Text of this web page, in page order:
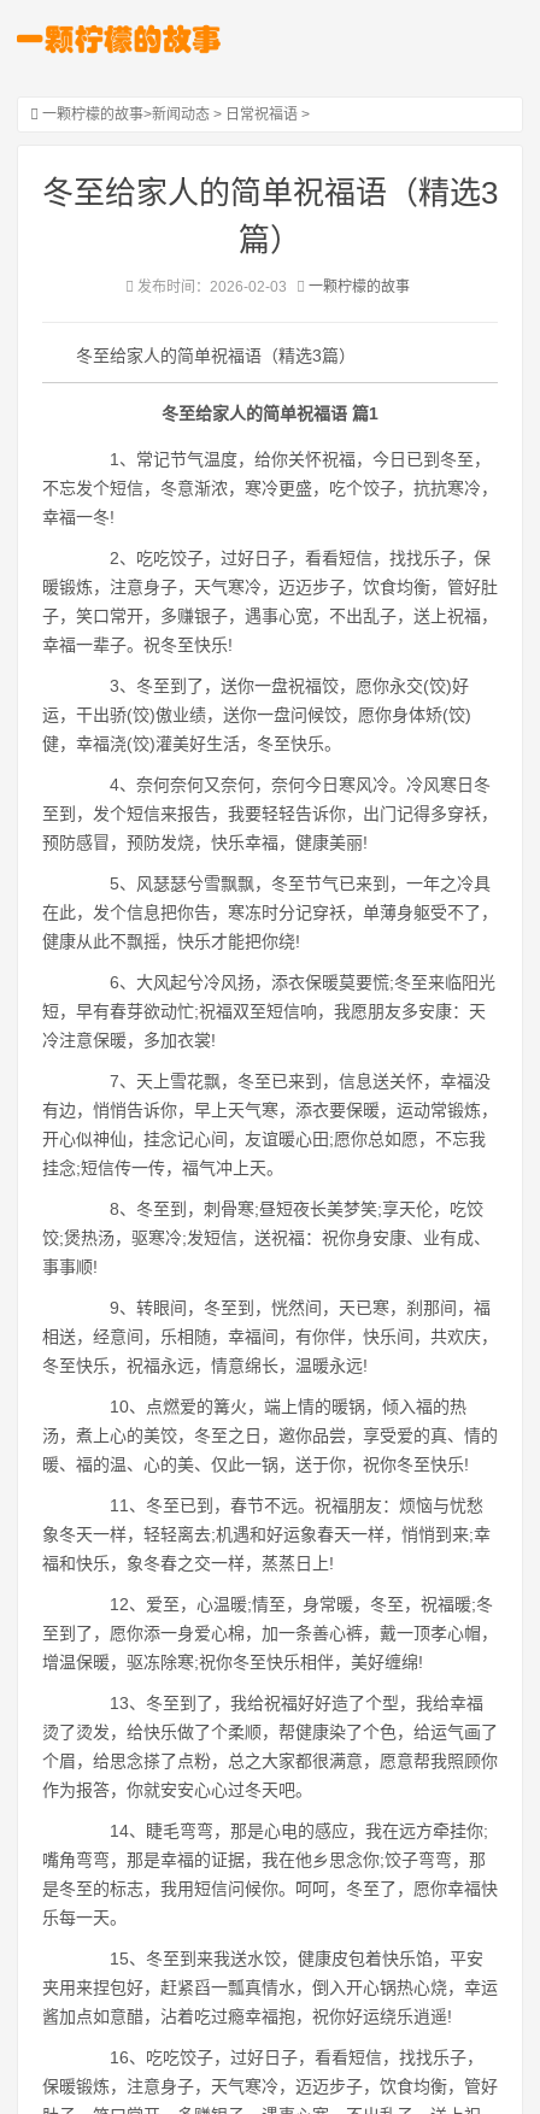
一颗柠檬的故事>新闻动态 > 日常祝福语 >
冬至给家人的简单祝福语（精选3
篇）
发布时间：2026-02-03 一颗柠檬的故事
冬至给家人的简单祝福语（精选3篇）
冬至给家人的简单祝福语 篇1
1、常记节气温度，给你关怀祝福，今日已到冬至，
不忘发个短信，冬意渐浓，寒冷更盛，吃个饺子，抗抗寒冷，
幸福一冬!
2、吃吃饺子，过好日子，看看短信，找找乐子，保
暖锻炼，注意身子，天气寒冷，迈迈步子，饮食均衡，管好肚
子，笑口常开，多赚银子，遇事心宽，不出乱子，送上祝福，
幸福一辈子。祝冬至快乐!
3、冬至到了，送你一盘祝福饺，愿你永交(饺)好
运，干出骄(饺)傲业绩，送你一盘问候饺，愿你身体矫(饺)
健，幸福浇(饺)灌美好生活，冬至快乐。
4、奈何奈何又奈何，奈何今日寒风冷。冷风寒日冬
至到，发个短信来报告，我要轻轻告诉你，出门记得多穿袄，
预防感冒，预防发烧，快乐幸福，健康美丽!
5、风瑟瑟兮雪飘飘，冬至节气已来到，一年之冷具
在此，发个信息把你告，寒冻时分记穿袄，单薄身躯受不了，
健康从此不飘摇，快乐才能把你绕!
6、大风起兮冷风扬，添衣保暖莫要慌;冬至来临阳光
短，早有春芽欲动忙;祝福双至短信响，我愿朋友多安康：天
冷注意保暖，多加衣裳!
7、天上雪花飘，冬至已来到，信息送关怀，幸福没
有边，悄悄告诉你，早上天气寒，添衣要保暖，运动常锻炼，
开心似神仙，挂念记心间，友谊暖心田;愿你总如愿，不忘我
挂念;短信传一传，福气冲上天。
8、冬至到，刺骨寒;昼短夜长美梦笑;享天伦，吃饺
饺;煲热汤，驱寒冷;发短信，送祝福：祝你身安康、业有成、
事事顺!
9、转眼间，冬至到，恍然间，天已寒，刹那间，福
相送，经意间，乐相随，幸福间，有你伴，快乐间，共欢庆，
冬至快乐，祝福永远，情意绵长，温暖永远!
10、点燃爱的篝火，端上情的暖锅，倾入福的热
汤，煮上心的美饺，冬至之日，邀你品尝，享受爱的真、情的
暖、福的温、心的美、仅此一锅，送于你，祝你冬至快乐!
11、冬至已到，春节不远。祝福朋友：烦恼与忧愁
象冬天一样，轻轻离去;机遇和好运象春天一样，悄悄到来;幸
福和快乐，象冬春之交一样，蒸蒸日上!
12、爱至，心温暖;情至，身常暖，冬至，祝福暖;冬
至到了，愿你添一身爱心棉，加一条善心裤，戴一顶孝心帽，
增温保暖，驱冻除寒;祝你冬至快乐相伴，美好缠绵!
13、冬至到了，我给祝福好好造了个型，我给幸福
烫了烫发，给快乐做了个柔顺，帮健康染了个色，给运气画了
个眉，给思念搽了点粉，总之大家都很满意，愿意帮我照顾你
作为报答，你就安安心心过冬天吧。
14、睫毛弯弯，那是心电的感应，我在远方牵挂你;
嘴角弯弯，那是幸福的证据，我在他乡思念你;饺子弯弯，那
是冬至的标志，我用短信问候你。呵呵，冬至了，愿你幸福快
乐每一天。
15、冬至到来我送水饺，健康皮包着快乐馅，平安
夹用来捏包好，赶紧舀一瓢真情水，倒入开心锅热心烧，幸运
酱加点如意醋，沾着吃过瘾幸福抱，祝你好运绕乐逍遥!
16、吃吃饺子，过好日子，看看短信，找找乐子，
保暖锻炼，注意身子，天气寒冷，迈迈步子，饮食均衡，管好